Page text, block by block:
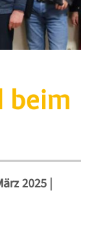
beim
2025|